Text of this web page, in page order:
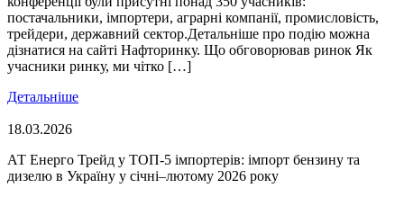
постачальники, імпортери, аграрні компанії, промисловість,
трейдери, державний сектор.Детальніше про подію можна
дізнатися на сайті Нафторинку. Що обговорював ринок Як
учасники ринку, ми чітко […]
Детальніше
18.03.2026
АТ Енерго Трейд у ТОП-5 імпортерів: імпорт бензину та
дизелю в Україну у січні–лютому 2026 року